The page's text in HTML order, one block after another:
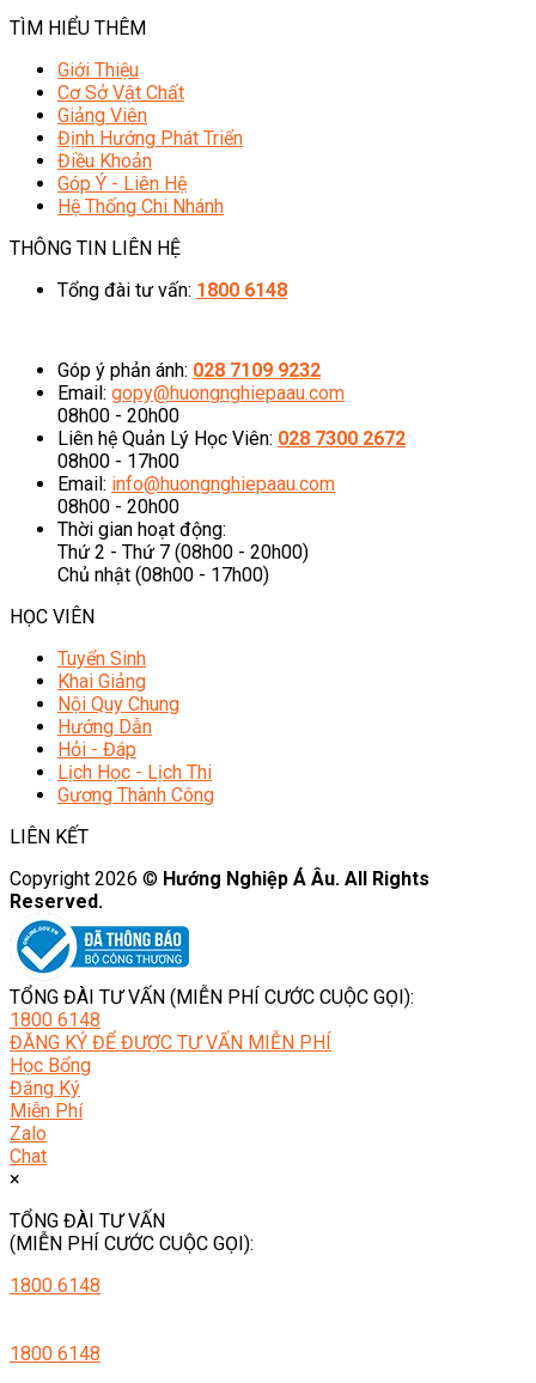
TÌM HIỂU THÊM
Giới Thiệu
Cơ Sở Vật Chất
Giảng Viên
Định Hướng Phát Triển
Điều Khoản
Góp Ý - Liên Hệ
Hệ Thống Chi Nhánh
THÔNG TIN LIÊN HỆ
Tổng đài tư vấn: 1800 6148
Góp ý phản ánh: 028 7109 9232
Email: gopy@huongnghiepaau.com
08h00 - 20h00
Liên hệ Quản Lý Học Viên: 028 7300 2672
08h00 - 17h00
Email: info@huongnghiepaau.com
08h00 - 20h00
Thời gian hoạt động:
Thứ 2 - Thứ 7 (08h00 - 20h00)
Chủ nhật (08h00 - 17h00)
HỌC VIÊN
Tuyển Sinh
Khai Giảng
Nội Quy Chung
Hướng Dẫn
Hỏi - Đáp
Lịch Học - Lịch Thi
Gương Thành Công
LIÊN KẾT
Copyright 2026 © Hướng Nghiệp Á Âu. All Rights
Reserved.
TỔNG ĐÀI TƯ VẤN (MIỄN PHÍ CƯỚC CUỘC GỌI):
1800 6148
ĐĂNG KÝ ĐỂ ĐƯỢC TƯ VẤN MIỄN PHÍ
Học Bổng
Đăng Ký
Miễn Phí
Zalo
Chat
×
TỔNG ĐÀI TƯ VẤN
(MIỄN PHÍ CƯỚC CUỘC GỌI):
1800 6148
1800 6148